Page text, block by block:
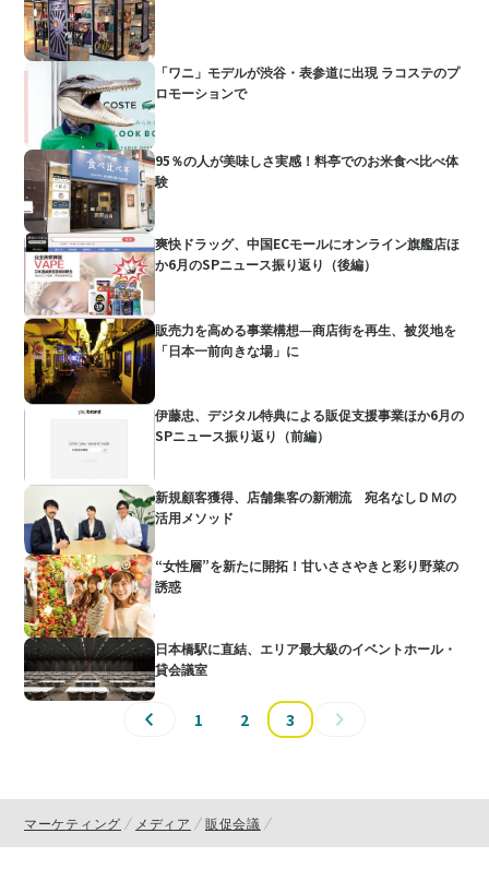
「ワニ」モデルが渋谷・表参道に出現 ラコステのプ
ロモーションで
95％の人が美味しさ実感！料亭でのお米食べ比べ体
験
爽快ドラッグ、中国ECモールにオンライン旗艦店ほ
か6月のSPニュース振り返り（後編）
販売力を高める事業構想―商店街を再生、被災地を
「日本一前向きな場」に
伊藤忠、デジタル特典による販促支援事業ほか6月の
SPニュース振り返り（前編）
新規顧客獲得、店舗集客の新潮流 宛名なしＤＭの
活用メソッド
“女性層”を新たに開拓！甘いささやきと彩り野菜の
誘惑
日本橋駅に直結、エリア最大級のイベントホール・
貸会議室
1 2 3
マーケティング メディア 販促会議